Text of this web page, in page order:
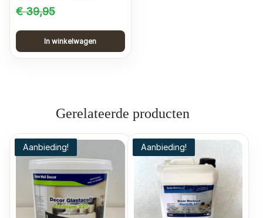
€39,95
Oorspronkelijke
prijs
was:
Huidige
prijs
is:
In winkelwagen
Gerelateerde producten
Aanbieding! Aanbieding!